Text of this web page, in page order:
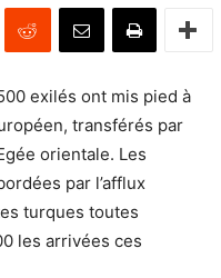
exilés ont mis pied à
transférés par
orientale. Les
par l’afflux
turques toutes
les arrivées ces